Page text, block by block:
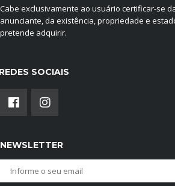
Cabe exclusivamente ao usuário certificar-se
anunciante, da existência, propriedade e
pretende adquirir.
SOCIAIS
NEWSLETTER